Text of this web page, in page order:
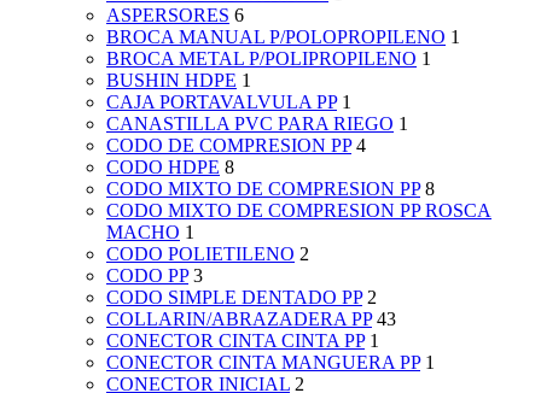
ASPERSORES 6
BROCA MANUAL P/POLOPROPILENO 1
BROCA METAL P/POLIPROPILENO 1
BUSHIN HDPE 1
CAJA PORTAVALVULA PP 1
CANASTILLA PVC PARA RIEGO 1
CODO DE COMPRESION PP 4
CODO HDPE 8
CODO MIXTO DE COMPRESION PP 8
CODO MIXTO DE COMPRESION PP ROSCA
MACHO 1
CODO POLIETILENO 2
CODO PP 3
CODO SIMPLE DENTADO PP 2
COLLARIN/ABRAZADERA PP 43
CONECTOR CINTA CINTA PP 1
CONECTOR CINTA MANGUERA PP 1
CONECTOR INICIAL 2